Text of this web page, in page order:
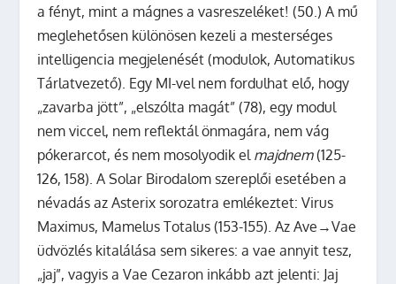
a fényt, mint a mágnes a vasreszeléket! (50.) A mű
meglehetősen különösen kezeli a mesterséges
intelligencia megjelenését (modulok, Automatikus
Tárlatvezető). Egy MI-vel nem fordulhat elő, hogy
„zavarba jött”, „elszólta magát” (78), egy modul
nem viccel, nem reflektál önmagára, nem vág
pókerarcot, és nem mosolyodik el majdnem(125-
126, 158). A Solar Birodalom szereplői esetében a
névadás az Asterix sorozatra emlékeztet: Virus
Maximus, Mamelus Totalus (153-155). Az Ave→Vae
üdvözlés kitalálása sem sikeres: a vae annyit tesz,
„jaj”, vagyis a Vae Cezaron inkább azt jelenti: Jaj